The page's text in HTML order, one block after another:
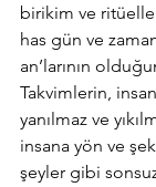
birikim ve
has gün ve
an’larının
Takvimlerin,
yanılmaz ve
insana yön ve
şeyler gibi